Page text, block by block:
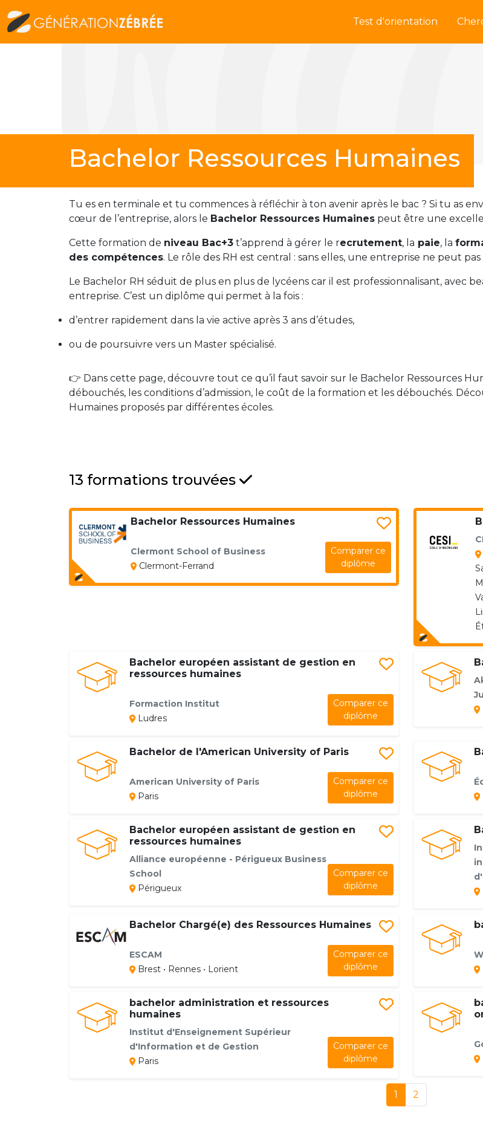
Test d'orientation
Bachelor Ressources Humaines
Tu es en terminale et tu commences à réfléchir à ton avenir après le bac ? Si tu as
cœur de l’entreprise, alors le Bachelor Ressources Humaines peut être une
Cette formation de niveau Bac+3 t’apprend à gérer le recrutement, la paie, la
des compétences. Le rôle des RH est central : sans elles, une entreprise ne peut
Le Bachelor RH séduit de plus en plus de lycéens car il est professionnalisant, avec
entreprise. C’est un diplôme qui permet à la fois :
d’entrer rapidement dans la vie active après 3 ans d’études,
ou de poursuivre vers un Master spécialisé.
👉 Dans cette page, découvre tout ce qu’il faut savoir sur le Bachelor Ressources
débouchés, les conditions d’admission, le coût de la formation et les débouchés.
Humaines proposés par différentes écoles.
13 formations trouvées
Bachelor Ressources Humaines
Clermont School of Business
Clermont-Ferrand
Comparer ce
diplôme
Bachelor européen assistant de gestion en
ressources humaines
Formaction Institut
Ludres
Comparer ce
diplôme
Bachelor de l'American University of Paris
American University of Paris
Paris
Comparer ce
diplôme
Bachelor européen assistant de gestion en
ressources humaines
Alliance européenne - Périgueux Business
School
Périgueux
Comparer ce
diplôme
Bachelor Chargé(e) des Ressources Humaines
ESCAM
Brest • Rennes • Lorient
Comparer ce
diplôme
bachelor administration et ressources
humaines
Institut d'Enseignement Supérieur
d'Information et de Gestion
Paris
Comparer ce
diplôme
1 2